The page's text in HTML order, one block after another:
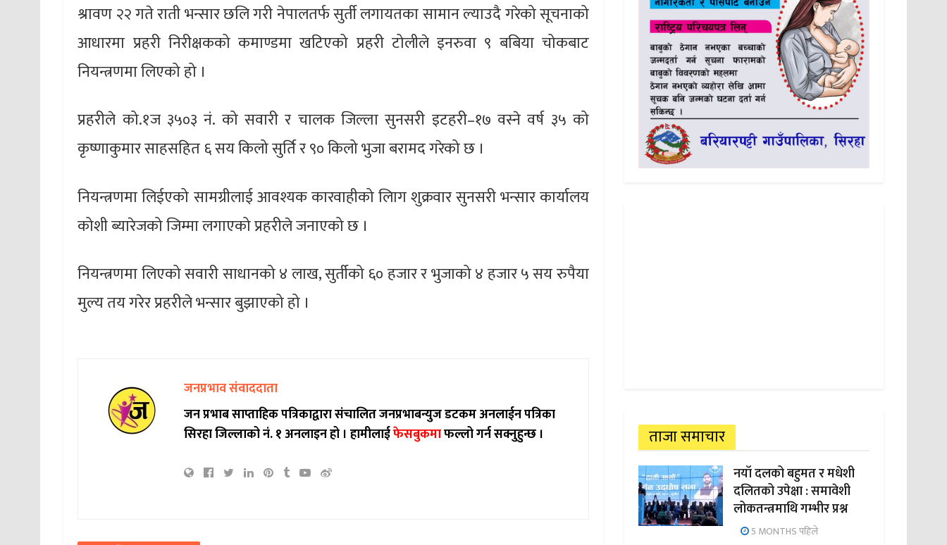
श्रावण २२ गते राती भन्सार छलि गरी नेपालतर्फ सुर्ती लगायतका सामान ल्याउदै गरेको सूचनाको
आधारमा प्रहरी निरीक्षकको कमाण्डमा खटिएको प्रहरी टोलीले इनरुवा ९ बबिया चोकबाट
नियन्त्रणमा लिएको हो ।
प्रहरीले को.१ज ३५०३ नं. को सवारी र चालक जिल्ला सुनसरी इटहरी–१७ वस्ने वर्ष ३५ को
कृष्णाकुमार साहसहित ६ सय किलो सुर्ति र ९० किलो भुजा बरामद गरेको छ ।
नियन्त्रणमा लिईएको सामग्रीलाई आवश्यक कारवाहीको लािग शुक्रवार सुनसरी भन्सार कार्यालय
कोशी ब्यारेजको जिम्मा लगाएको प्रहरीले जनाएको छ ।
नियन्त्रणमा लिएको सवारी साधानको ४ लाख, सुर्तीको ६० हजार र भुजाको ४ हजार ५ सय रुपैया
मुल्य तय गरेर प्रहरीले भन्सार बुझाएको हो ।
जनप्रभाव संवाददाता
जन प्रभाब साप्ताहिक पत्रिकाद्वारा संचालित जनप्रभाबन्युज डटकम अनलाईन पत्रिका
सिरहा जिल्लाको नं. १ अनलाइन हो ।हामीलाईफेसबुकमाफल्लो गर्न सक्नुहुन्छ । ताजा समाचार
नयाँ दलको बहुमत र मधेशी
दलितको उपेक्षा : समावेशी
लोकतन्त्रमाथि गम्भीर प्रश्न
5 MONTHS पहिले